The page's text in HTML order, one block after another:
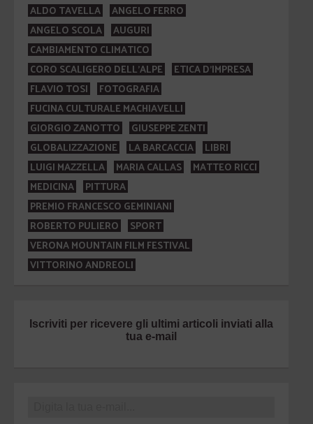
ALDO TAVELLA
ANGELO FERRO
ANGELO SCOLA
AUGURI
CAMBIAMENTO CLIMATICO
CORO SCALIGERO DELL'ALPE
ETICA D'IMPRESA
FLAVIO TOSI
FOTOGRAFIA
FUCINA CULTURALE MACHIAVELLI
GIORGIO ZANOTTO
GIUSEPPE ZENTI
GLOBALIZZAZIONE
LA BARCACCIA
LIBRI
LUIGI MAZZELLA
MARIA CALLAS
MATTEO RICCI
MEDICINA
PITTURA
PREMIO FRANCESCO GEMINIANI
ROBERTO PULIERO
SPORT
VERONA MOUNTAIN FILM FESTIVAL
VITTORINO ANDREOLI
Iscriviti per ricevere gli ultimi articoli inviati alla
tua e-mail